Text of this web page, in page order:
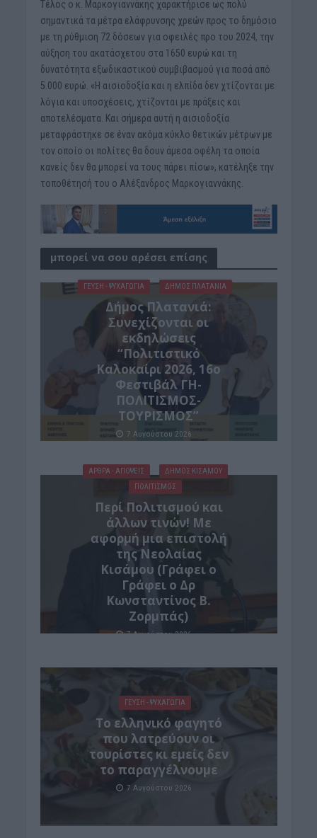
Τέλος ο κ. Μαρκογιαννάκης χαρακτήρισε ως πολύ
σημαντικά τα μέτρα ελάφρυνσης χρεών προς το δημόσιο
με τη ρύθμιση 72 δόσεων για οφειλές προ του 2024, την
αύξηση του ακατάσχετου στα 1650 ευρώ και τη
δυνατότητα εξωδικαστικού συμβιβασμού για ποσά από
5.000 ευρώ. «Η αισιοδοξία και η ελπίδα δεν χτίζονται με
λόγια και υποσχέσεις, χτίζονται με πράξεις και
αποτελέσματα. Και σήμερα αυτή η αισιοδοξία
μεταφράστηκε σε έναν ακόμα κύκλο θετικών μέτρων με
τον οποίο οι πολίτες θα δουν άμεσα οφέλη τα οποία
κανείς δεν θα μπορεί να τους πάρει πίσω», κατέληξε την
τοποθέτησή του ο Αλέξανδρος Μαρκογιαννάκης.
μπορεί να σου αρέσει επίσης
ΓΕΎΣΗ - ΨΥΧΑΓΩΓΊΑ ΔΉΜΟΣ ΠΛΑΤΑΝΙΆ
Δήμος Πλατανιά:
Συνεχίζονται οι
εκδηλώσεις
“Πολιτιστικό
Καλοκαίρι 2026, 16ο
Φεστιβάλ ΓΗ-
ΠΟΛΙΤΙΣΜΟΣ-
ΤΟΥΡΙΣΜΟΣ”
7 Αυγούστου 2026
ΑΡΘΡΑ - ΑΠΟΨΕΙΣ
ΔΉΜΟΣ ΚΙΣΆΜΟΥ
ΠΟΛΙΤΙΣΜΟΣ
Περί Πολιτισμού και
άλλων τινών! Mε
αφορμή μια επιστολή
της Νεολαίας
Κισάμου (Γράφει ο
Γράφει ο Δρ
Κωνσταντίνος Β.
Ζορμπάς)
7 Αυγούστου 2026
ΓΕΎΣΗ - ΨΥΧΑΓΩΓΊΑ
Το ελληνικό φαγητό
που λατρεύουν οι
τουρίστες κι εμείς δεν
το παραγγέλνουμε
7 Αυγούστου 2026